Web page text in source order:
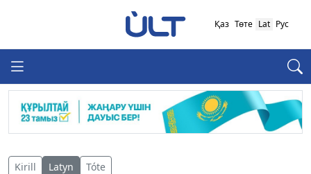
Қаз Төте Lat Рус
Kirill Latyn Tóte